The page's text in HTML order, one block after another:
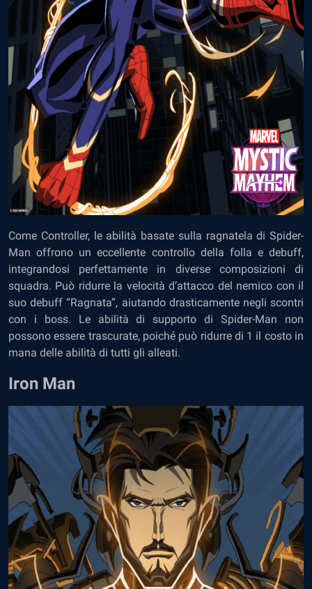
Come Controller, le abilità basate sulla ragnatela di Spider-
Man offrono un eccellente controllo della folla e debuff,
integrandosi perfettamente in diverse composizioni di
squadra. Può ridurre la velocità d’attacco del nemico con il
suo debuff “Ragnata”, aiutando drasticamente negli scontri
con i boss. Le abilità di supporto di Spider-Man non
possono essere trascurate, poiché può ridurre di 1 il costo in
mana delle abilità di tutti gli alleati.
Iron Man